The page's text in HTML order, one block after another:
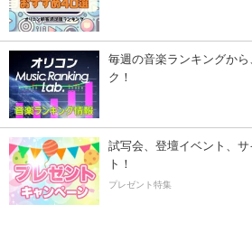
毎週の音楽ランキングか
ク！
試写会、登壇イベント、
ト！
プレゼント特集